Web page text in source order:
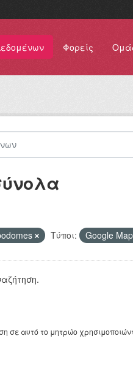
Φορείς
Τύποι: Google Map
σε αυτό το μητρώο